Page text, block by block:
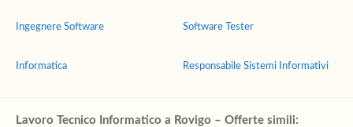
Ingegnere Software
Informatica
Software Tester
Responsabile Sistemi Informativi
Lavoro Tecnico Informatico a Rovigo – Offerte simili: